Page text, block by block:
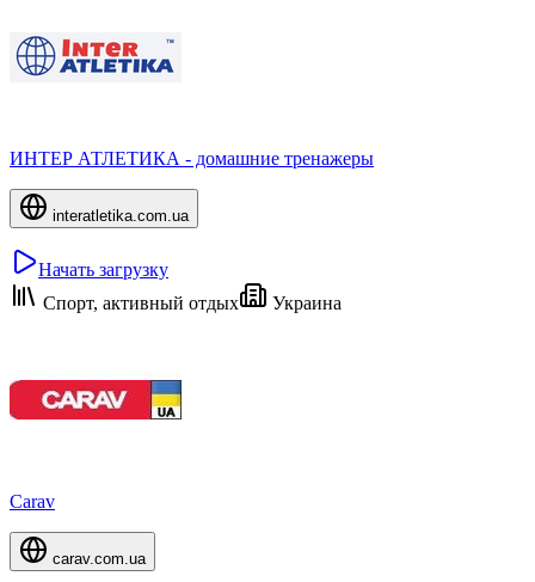
ИНТЕР АТЛЕТИКА - домашние тренажеры
interatletika.com.ua
Начать загрузку
Спорт, активный отдых
Украина
Carav
carav.com.ua